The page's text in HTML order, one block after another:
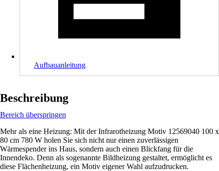
Aufbauanleitung
Beschreibung
Bereich überspringen
Mehr als eine Heizung: Mit der Infrarotheizung Motiv 12569040 100 x
80 cm 780 W holen Sie sich nicht nur einen zuverlässigen
Wärmespender ins Haus, sondern auch einen Blickfang für die
Innendeko. Denn als sogenannte Bildheizung gestaltet, ermöglicht es
diese Flächenheizung, ein Motiv eigener Wahl aufzudrucken.